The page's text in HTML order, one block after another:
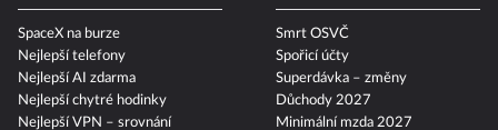
SpaceX na burze
Nejlepší telefony
Nejlepší AI zdarma
Nejlepší chytré hodinky
Nejlepší VPN – srovnání
Smrt OSVČ
Spořicí účty
Superdávka – změny
Důchody 2027
Minimální mzda 2027